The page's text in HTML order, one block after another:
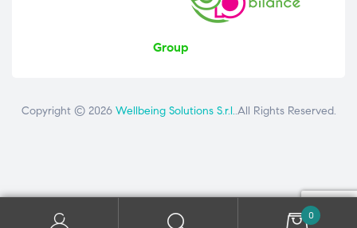
Group
Copyright © 2026 Wellbeing Solutions S.r.l..All Rights Reserved.
0